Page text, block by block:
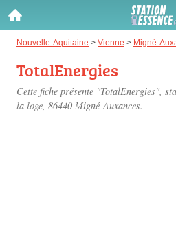
Nouvelle-Aquitaine > Vienne > Migné-
TotalEnergies
Cette fiche présente "TotalEnergies",
la loge, 86440 Migné-Auxances.
Gazole :
Disponible
SP 98 :